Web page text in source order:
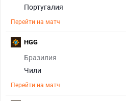
Португалия
Перейти на матч
Бразилия
Чили
Перейти на матч
HGG